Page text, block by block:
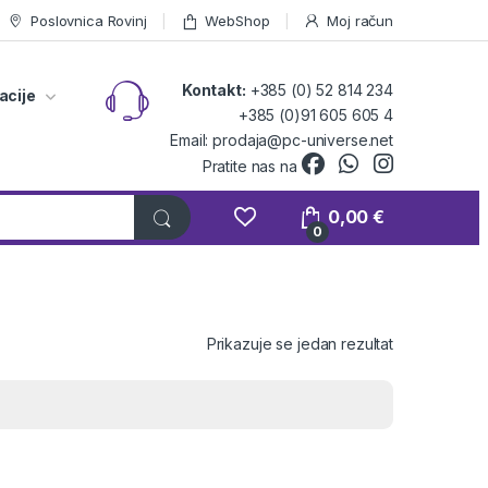
Poslovnica Rovinj WebShop Moj račun
Kontakt: +385 (0) 52 814 234
+385 (0)91 605 605 4
Email: prodaja@pc-universe.net
Pratite nas na
0
0,00€
Prikazuje se jedan rezultat